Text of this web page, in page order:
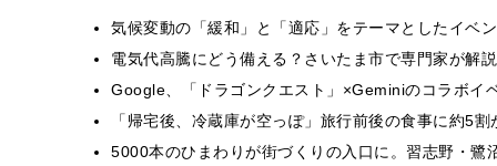
気候変動の「緩和」と「適応」をテーマとしたイベ
電気代高騰にどう備える？さいたま市で専門家が解
Google、「ドラゴンクエスト」×Geminiのコラボイ
「帰宅後、冷蔵庫が空っぽ」旅行前後の食事に約5
5000本のひまわりが街づくりの入口に。習志野・